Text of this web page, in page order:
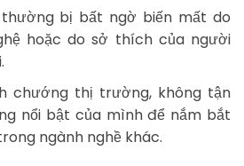
bị bất ngờ biến mất do
hoặc do sở thích của người
chướng thị trường, không tận
nổi bật của mình để nắm bắt
ngành nghề khác.